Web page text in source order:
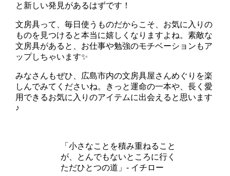
と新しい発見があるはずです！
文房具って、毎日使うものだからこそ、お気に入りの
ものを見つけると本当に嬉しくなりますよね。素敵な
文房具があると、お仕事や勉強のモチベーションもア
ップしちゃいます✨
みなさんもぜひ、広島市内の文房具屋さんめぐりを楽
しんでみてくださいね。きっと運命の一本や、長く愛
用できるお気に入りのアイテムに出会えると思います
♪
「小さなことを積み重ねること
が、とんでもないところに行く
ただひとつの道」- イチロー